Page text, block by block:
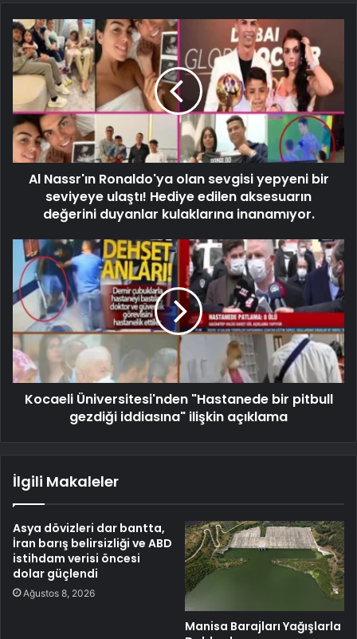
Al Nassr'ın Ronaldo'ya olan sevgisi yepyeni bir
seviyeye ulaştı! Hediye edilen aksesuarın
değerini duyanlar kulaklarına inanamıyor.
Kocaeli Üniversitesi'nden "Hastanede bir pitbull
gezdiği iddiasına" ilişkin açıklama
İlgili Makaleler
Asya dövizleri dar bantta,
İran barış belirsizliği ve ABD
istihdam verisi öncesi
dolar güçlendi
Ağustos 8, 2026
Manisa Barajları Yağışlarla